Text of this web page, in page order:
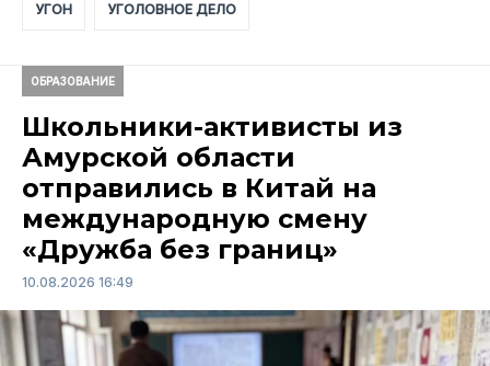
УГОН УГОЛОВНОЕ ДЕЛО
ОБРАЗОВАНИЕ
Школьники-активисты из
Амурской области
отправились в Китай на
международную смену
«Дружба без границ»
10.08.2026 16:49